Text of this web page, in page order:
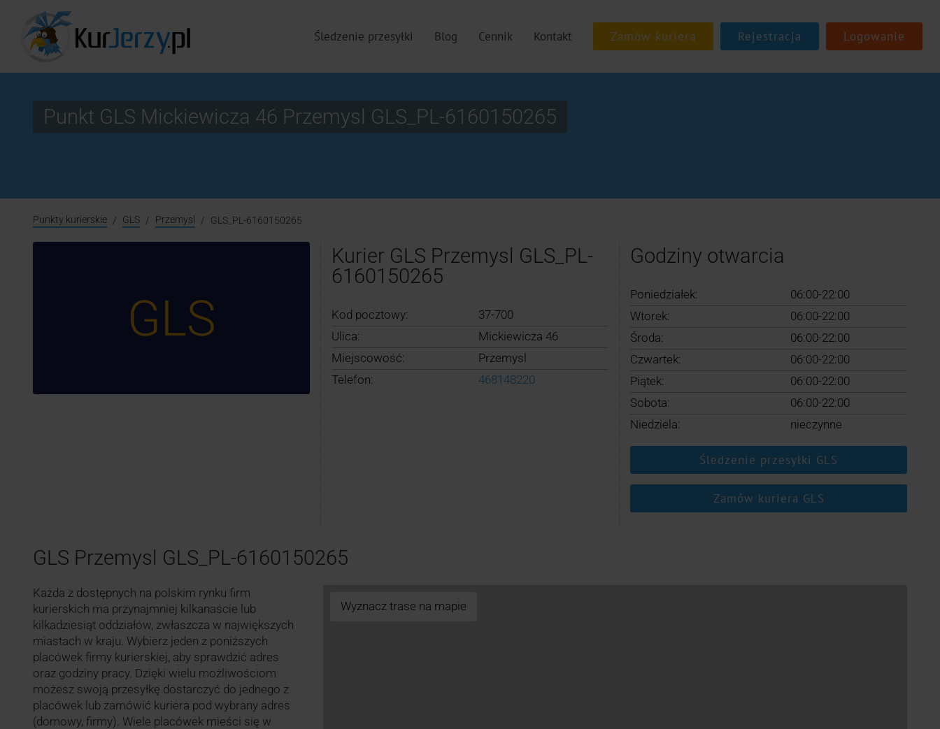
Śledzenie przesyłki Blog Cennik Kontakt Rejestracja Logowanie
Punkt GLS Mickiewicza 46 Przemysl GLS_PL-6160150265
Punkty kurierskie GLS Przemysl GLS_PL-6160150265
GLS
Kurier GLS Przemysl GLS_PL-
6160150265
Kod pocztowy:
37-700
Ulica:
Mickiewicza 46
Miejscowość:
Przemysl
Telefon:
468148220
Godziny otwarcia
Poniedziałek:
06:00-22:00
Wtorek:
06:00-22:00
Środa:
06:00-22:00
Czwartek:
06:00-22:00
Piątek:
06:00-22:00
Sobota:
06:00-22:00
Niedziela:
nieczynne
Śledzenie przesyłki GLS
Zamów kuriera GLS
GLS Przemysl GLS_PL-6160150265
Każda z dostępnych na polskim rynku firm
kurierskich ma przynajmniej kilkanaście lub
kilkadziesiąt oddziałów, zwłaszcza w największych
miastach w kraju. Wybierz jeden z poniższych
placówek firmy kurierskiej, aby sprawdzić adres
oraz godziny pracy. Dzięki wielu możliwościom
możesz swoją przesyłkę dostarczyć do jednego z
placówek lub zamówić kuriera pod wybrany adres
(domowy, firmy). Wiele placówek mieści się w
Wyznacz trase na mapie